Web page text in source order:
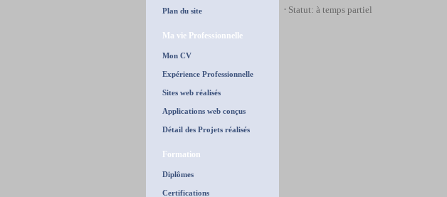
Plan du site
Ma vie Professionnelle
Mon CV
Expérience Professionnelle
Sites web réalisés
Applications web conçus
Détail des Projets réalisés
Formation
Diplômes
Certifications
· Statut: à temps partiel